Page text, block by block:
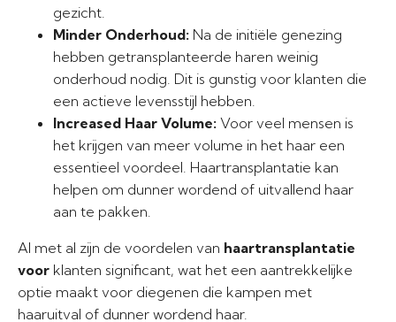
gezicht.
Minder Onderhoud: Na de initiële genezing
hebben getransplanteerde haren weinig
onderhoud nodig. Dit is gunstig voor klanten die
een actieve levensstijl hebben.
Increased Haar Volume: Voor veel mensen is
het krijgen van meer volume in het haar een
essentieel voordeel. Haartransplantatie kan
helpen om dunner wordend of uitvallend haar
aan te pakken.
Al met al zijn de voordelen van haartransplantatie
voor klanten significant, wat het een aantrekkelijke
optie maakt voor diegenen die kampen met
haaruitval of dunner wordend haar.